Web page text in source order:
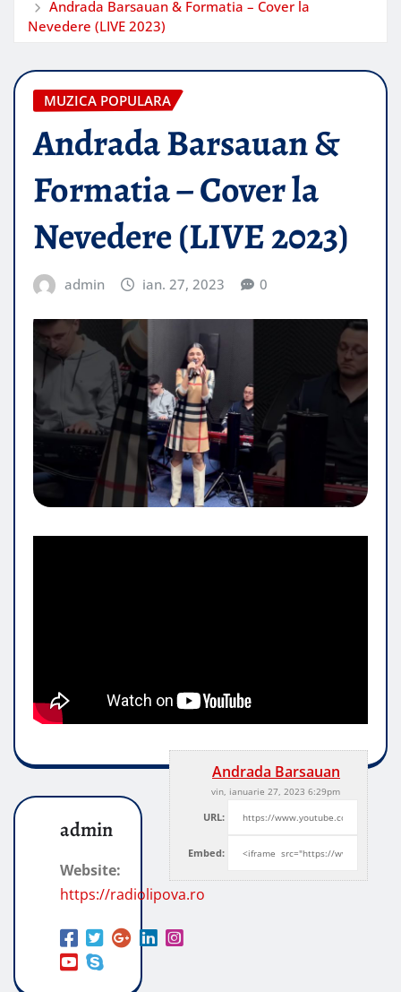
Andrada Barsauan & Formatia – Cover la
Nevedere (LIVE 2023)
MUZICA POPULARA
Andrada Barsauan &
Formatia – Cover la
Nevedere (LIVE 2023)
admin ian. 27, 2023 0
Andrada Barsauan
vin, ianuarie 27, 2023 6:29pm
URL:
Embed:
admin
Website:
https://radiolipova.ro